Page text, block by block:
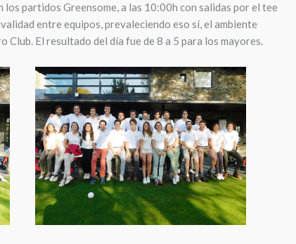
los partidos Greensome, a las 10:00h con salidas por el tee
entre equipos, prevaleciendo eso sí, el ambiente
El resultado del día fue de 8 a 5 para los mayores.